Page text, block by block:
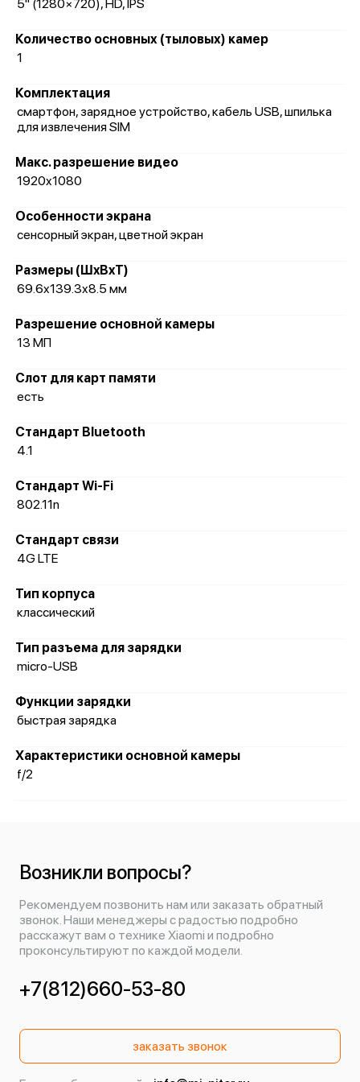
5" (1280×720), HD, IPS
Количество основных (тыловых) камер
1
Комплектация
смартфон, зарядное устройство, кабель USB, шпилька
для извлечения SIM
Макс. разрешение видео
1920x1080
Особенности экрана
сенсорный экран, цветной экран
Размеры (ШxВxТ)
69.6x139.3x8.5 мм
Разрешение основной камеры
13 МП
Слот для карт памяти
есть
Стандарт Bluetooth
4.1
Стандарт Wi-Fi
802.11n
Стандарт связи
4G LTE
Тип корпуса
классический
Тип разъема для зарядки
micro-USB
Функции зарядки
быстрая зарядка
Характеристики основной камеры
f/2
Возникли вопросы?
Рекомендуем позвонить нам или заказать обратный
звонок. Наши менеджеры с радостью подробно
расскажут вам о технике Xiaomi и подробно
проконсультируют по каждой модели.
+7(812)660-53-80
заказать звонок